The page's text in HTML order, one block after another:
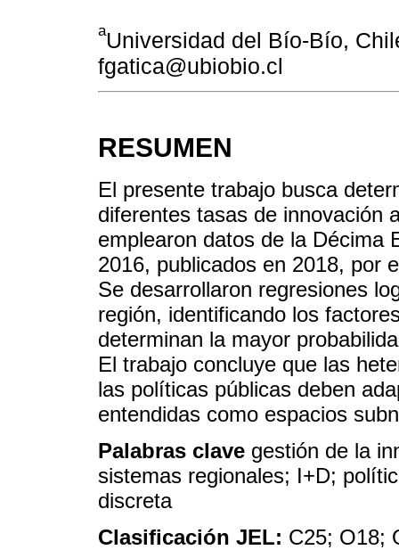
aUniversidad del Bío-Bío,
fgatica@ubiobio.cl
RESUMEN
El presente trabajo busca
diferentes tasas de innovación
emplearon datos de la Décima
2016, publicados en 2018, por
Se desarrollaron regresiones
región, identificando los
determinan la mayor
El trabajo concluye que las
las políticas públicas deben
entendidas como espacios
Palabras clave gestión de la
sistemas regionales; I+D;
discreta
Clasificación JEL: C25; O18;